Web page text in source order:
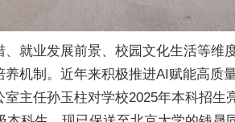
就业发展前景、校园文化生活等维
机制。近年来积极推进AI赋能高质
主任孙玉柱对学校2025年本科招生